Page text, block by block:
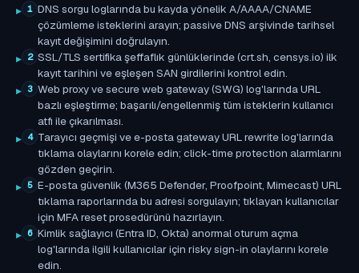
1 DNS sorgu loglarında bu kayda yönelik A/AAAA/CNAME
çözümleme isteklerini arayın; passive DNS arşivinde tarihsel
kayıt değişimini doğrulayın.
2 SSL/TLS sertifika şeffaflık günlüklerinde (crt.sh, censys.io) ilk
kayıt tarihini ve eşleşen SAN girdilerini kontrol edin.
3 Web proxy ve secure web gateway (SWG) log'larında URL
bazlı eşleştirme; başarılı/engellenmiş tüm isteklerin kullanıcı
atfı ile çıkarılması.
4 Tarayıcı geçmişi ve e-posta gateway URL rewrite log'larında
tıklama olaylarını korele edin; click-time protection alarmlarını
gözden geçirin.
5 E-posta güvenlik (M365 Defender, Proofpoint, Mimecast) URL
tıklama raporlarında bu adresi sorgulayın; tıklayan kullanıcılar
için MFA reset prosedürünü hazırlayın.
6 Kimlik sağlayıcı (Entra ID, Okta) anormal oturum açma
log'larında ilgili kullanıcılar için risky sign-in olaylarını korele
edin.